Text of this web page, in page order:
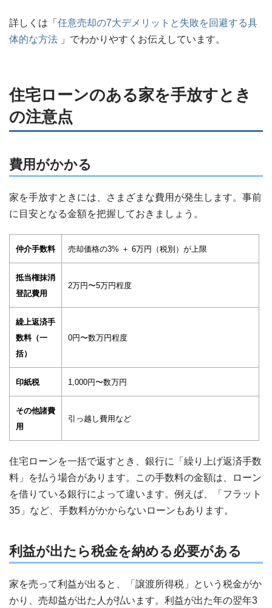
詳しくは「 任意売却の7大デメリットと失敗を回避する具
体的な方法 」でわかりやすくお伝えしています。
住宅ローンのある家を手放すとき
の注意点
費用がかかる
家を手放すときには、さまざまな費用が発生します。事前
に目安となる金額を把握しておきましょう。
仲介手数料 売却価格の3% ＋ 6万円（税別）が上限
抵当権抹消
登記費用
2万円〜5万円程度
繰上返済手
数料（一
括）
0円〜数万円程度
印紙税 1,000円〜数万円
その他諸費
用
引っ越し費用など
住宅ローンを一括で返すとき、銀行に「繰り上げ返済手数
料」を払う場合があります。この手数料の金額は、ローン
を借りている銀行によって違います。例えば、「フラット
35」など、手数料がかからないローンもあります。
利益が出たら税金を納める必要がある
家を売って利益が出ると、「譲渡所得税」という税金がか
かり、売却益が出た人が払います。利益が出た年の翌年3